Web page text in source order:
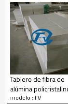
Artículos
Temperatura de
Densidad aparente
Contracción lineal
Composición
%
Paquete
Tablero de fibra de
alúmina
1800C
modelo : FV